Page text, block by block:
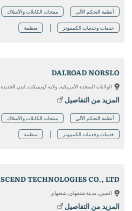
أنظمة التحكم الآلي منتجات الكابلات والأسلاك
خدمات وخدمات الكمبيوتر منظمة
DALROAD NORSLO
الولايات المتحدة الأمريكية, ولاية كونيتيكت, لندن الجديدة
المزيد من التفاصيل
أنظمة التحكم الآلي منتجات الكابلات والأسلاك
خدمات وخدمات الكمبيوتر منظمة
الصين, مدينة شنغهاي, شنغهاي
المزيد من التفاصيل